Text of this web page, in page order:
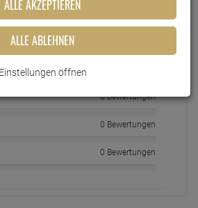
0 Bewertungen
0 Bewertungen
0 Bewertungen
ALLE AKZEPTIEREN
ALLE ABLEHNEN
Einstellungen öffnen